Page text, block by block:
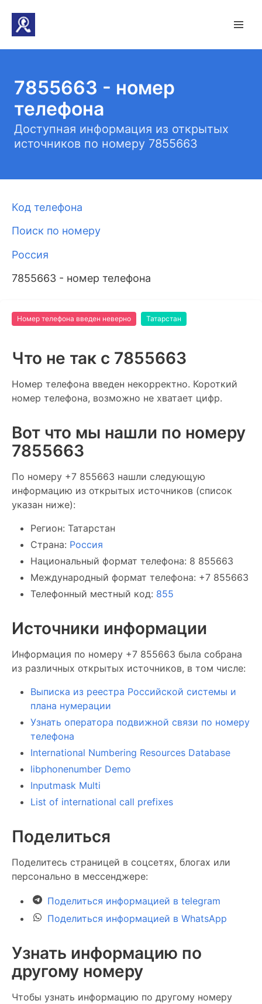
7855663 - номер
телефона
Доступная информация из открытых
источников по номеру 7855663
Код телефона
Поиск по номеру
Россия
7855663 - номер телефона
Номер телефона введен неверно Татарстан
Что не так c 7855663
Номер телефона введен некорректно. Короткий
номер телефона, возможно не хватает цифр.
Вот что мы нашли по номеру
7855663
По номеру +7 855663 нашли следующую
информацию из открытых источников (список
указан ниже):
Регион: Татарстан
Страна: Россия
Национальный формат телефона: 8 855663
Международный формат телефона: +7 855663
Телефонный местный код: 855
Источники информации
Информация по номеру +7 855663 была собрана
из различных открытых источников, в том числе:
Выписка из реестра Российской системы и
плана нумерации
Узнать оператора подвижной связи по номеру
телефона
International Numbering Resources Database
libphonenumber Demo
Inputmask Multi
List of international call prefixes
Поделиться
Поделитесь страницей в соцсетях, блогах или
персонально в мессенджере:
Поделиться информацией в telegram
Поделиться информацией в WhatsApp
Узнать информацию по
другому номеру
Чтобы узнать информацию по другому номеру